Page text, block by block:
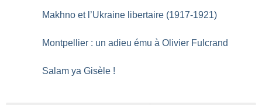
Makhno et l’Ukraine libertaire (1917-1921)
Montpellier : un adieu ému à Olivier Fulcrand
Salam ya Gisèle !